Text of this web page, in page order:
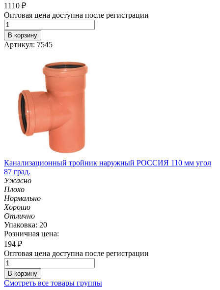
1110 ₽
Оптовая цена доступна после регистрации
В корзину
Артикул: 7545
Канализационный тройник наружный РОССИЯ 110 мм угол
87 град.
Ужасно
Плохо
Нормально
Хорошо
Отлично
Упаковка: 20
Розничная цена:
194 ₽
Оптовая цена доступна после регистрации
В корзину
Смотреть все товары группы